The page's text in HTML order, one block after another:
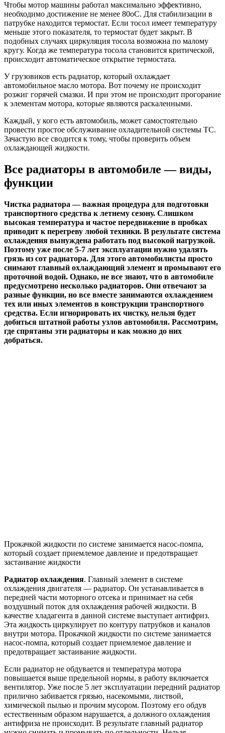
Чтобы мотор машины работал максимально эффективно,
необходимо достижение не менее 80оС. Для стабилизации в
патрубке находится термостат. Если тосол имеет температуру
меньше этого показателя, то термостат будет закрыт. В
подобных случаях циркуляция тосола возможна по малому
кругу. Когда же температура тосола становится критической,
происходит автоматическое открытие термостата.
У грузовиков есть радиатор, который охлаждает
автомобильное масло мотора. Вот почему не происходит
розжиг горячей смазки. И при этом не происходит прогорание
к элементам мотора, которые являются раскаленными.
Каждый, у кого есть автомобиль, может самостоятельно
провести простое обслуживание охладительной системы ТС.
Зачастую все сводится к тому, чтобы проверить объем
охлаждающей жидкости.
Все радиаторы в автомобиле — виды,
функции
Чистка радиатора — важная процедура для подготовки
транспортного средства к летнему сезону. Слишком
высокая температура и частое передвижение в пробках
приводит к перегреву любой техники. В результате система
охлаждения вынуждена работать под высокой нагрузкой.
Поэтому уже после 5-7 лет эксплуатации нужно удалять
грязь из сот радиатора. Для этого автомобилисты просто
снимают главный охлаждающий элемент и промывают его
проточной водой. Однако, не все знают, что в автомобиле
предусмотрено несколько радиаторов. Они отвечают за
разные функции, но все вместе занимаются охлаждением
тех или иных элементов в конструкции транспортного
средства. Если игнорировать их чистку, нельзя будет
добиться штатной работы узлов автомобиля. Рассмотрим,
где спрятаны эти радиаторы и как можно до них
добраться.
Прокачкой жидкости по системе занимается насос-помпа,
который создает приемлемое давление и предотвращает
застаивание жидкости
Радиатор охлаждения. Главный элемент в системе
охлаждения двигателя — радиатор. Он устанавливается в
передней части моторного отсека и принимает на себя
воздушный поток для охлаждения рабочей жидкости. В
качестве хладагента в данной системе выступает антифриз.
Эта жидкость циркулирует по контуру патрубков и каналов
внутри мотора. Прокачкой жидкости по системе занимается
насос-помпа, который создает приемлемое давление и
предотвращает застаивание жидкости.
Если радиатор не обдувается и температура мотора
повышается выше предельной нормы, в работу включается
вентилятор. Уже после 5 лет эксплуатации передний радиатор
прилично забивается грязью, насекомыми, листвой,
химической пылью и прочим мусором. Поэтому его обдув
естественным образом нарушается, а должного охлаждения
антифриза не происходит. В результате главный радиатор